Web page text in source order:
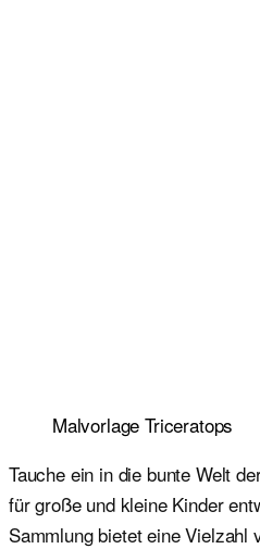
Malvorlage Triceratops
Tauche ein in die bunte Welt
für große und kleine Kinder
Sammlung bietet eine Vielzahl